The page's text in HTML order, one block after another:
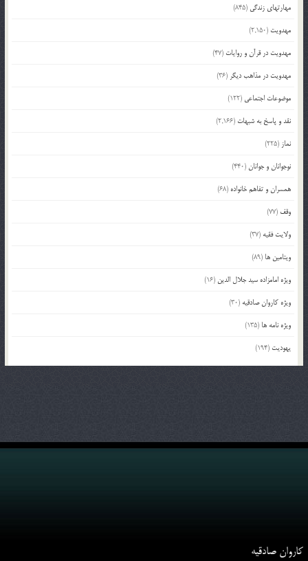
مهارتهای زندگی (845)
مهدویت (2,150)
مهدویت در قرآن و روایات (47)
مهدویت در مذاهب دیگر (36)
موضوعات اجتماعی (122)
نقد و پاسخ به شبهات (2,166)
نماز (225)
نوجوانان و جوانان(440)
همسران و تفاهم خانواده (68)
وقف (77)
ولایت فقیه (37)
ویتامین ها (89)
ویژه امامزاده سید جلال الدین (16)
ویژه کاروان صادقیه (30)
ویژه نامه ها (135)
یهودیت (194)
کاروان صادقیه